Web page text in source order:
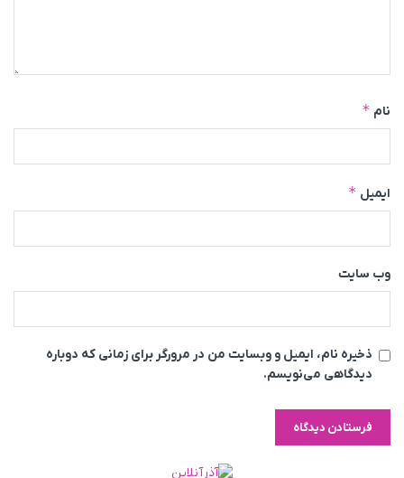
نام *
ایمیل *
وب‌ سایت
ذخیره نام، ایمیل و وبسایت من در مرورگر برای زمانی که دوباره
دیدگاهی می‌نویسم.